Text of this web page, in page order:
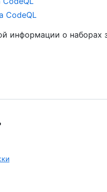
CodeQL
информации о наборах